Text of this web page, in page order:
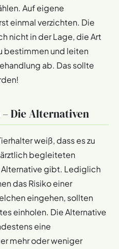
Auf eigene
einmal verzichten. Die
nicht in der Lage, die Art
bestimmen und leiten
ab. Das sollte
Die Alternativen
weiß, dass es zu
begleiteten
gibt. Lediglich
das Risiko einer
eingehen, sollten
einholen. Die Alternative
eine
mehr oder weniger